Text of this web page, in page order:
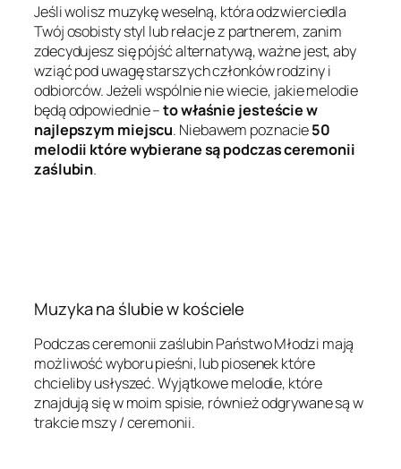
Jeśli wolisz muzykę weselną, która odzwierciedla
Twój osobisty styl lub relacje z partnerem, zanim
zdecydujesz się pójść alternatywą, ważne jest, aby
wziąć pod uwagę starszych członków rodziny i
odbiorców. Jeżeli wspólnie nie wiecie, jakie melodie
będą odpowiednie –to właśnie jesteście w
najlepszym miejscu. Niebawem poznacie50
melodii które wybierane są podczas ceremonii
zaślubin.
Muzyka na ślubie w kościele
Podczas ceremonii zaślubin Państwo Młodzi mają
możliwość wyboru pieśni, lub piosenek które
chcieliby usłyszeć. Wyjątkowe melodie, które
znajdują się w moim spisie, również odgrywane są w
trakcie mszy / ceremonii.